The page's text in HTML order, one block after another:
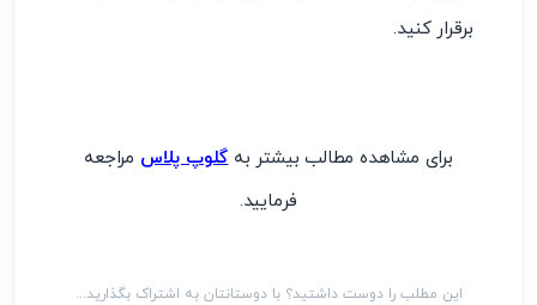
برقرار کنید.
برای مشاهده مطالب بیشتر بهگلوپ پلاس مراجعه
فرمایید.
این مطلب را دوست داشتید؟ با دوستانتان به اشتراک بگذارید...